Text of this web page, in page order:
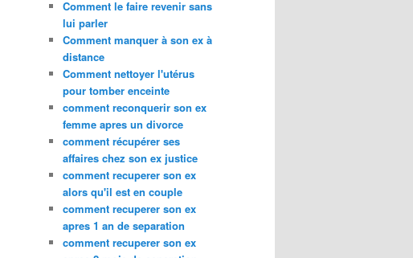
Comment le faire revenir sans
lui parler
Comment manquer à son ex à
distance
Comment nettoyer l'utérus
pour tomber enceinte
comment reconquerir son ex
femme apres un divorce
comment récupérer ses
affaires chez son ex justice
comment recuperer son ex
alors qu'il est en couple
comment recuperer son ex
apres 1 an de separation
comment recuperer son ex